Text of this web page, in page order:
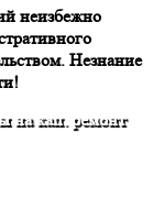
неизбежно
Незнание
на кап. ремонт